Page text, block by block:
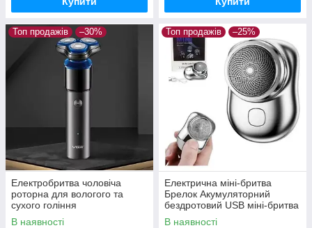
Топ продажів –30%
Електробритва чоловіча
роторна для вологого та
сухого гоління
водонепроникна VGR V-325
В наявності
Топ продажів –25%
Електрична міні-бритва
Брелок Акумуляторний
бездротовий USB міні-бритва
чорний
В наявності